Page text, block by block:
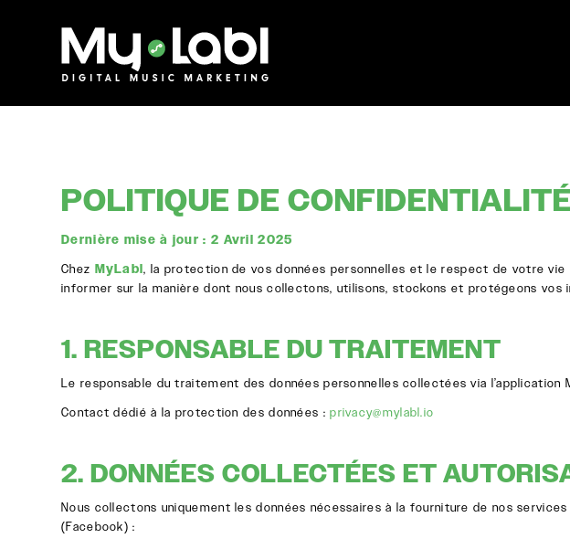
POLITIQUE DE
Dernière mise à jour : 2 Avril 2025
Chez MyLabl, la protection de vos données personnelles et le respect de votre
informer sur la manière dont nous collectons, utilisons, stockons et protégeons
1. RESPONSABLE DU TRAITEMENT
Le responsable du traitement des données personnelles collectées via l’application
Contact dédié à la protection des données :privacy@mylabl.io
2. DONNÉES COLLECTÉES ET
Nous collectons uniquement les données nécessaires à la fourniture de nos
(Facebook) :